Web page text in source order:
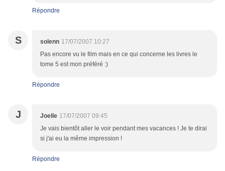
Répondre
S solenn 17/07/2007 10:27
Pas encore vu le film mais en ce qui concerne les livres le
tome 5 est mon préféré :)
Répondre
J Joelle 17/07/2007 09:45
Je vais bientôt aller le voir pendant mes vacances ! Je te dirai
si j'ai eu la même impression !
Répondre